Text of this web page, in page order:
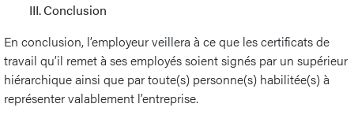
III. Conclusion
En conclusion, l’employeur veillera à ce que les certificats de
travail qu’il remet à ses employés soient signés par un supérieur
hiérarchique ainsi que par toute(s) personne(s) habilitée(s) à
représenter valablement l’entreprise.